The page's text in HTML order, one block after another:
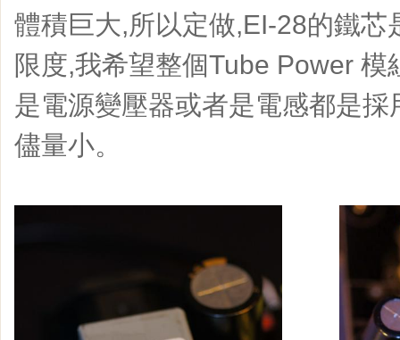
體積巨大,所以定做,EI-28的鐵芯
限度,我希望整個Tube Power
是電源變壓器或者是電感都是
儘量小。